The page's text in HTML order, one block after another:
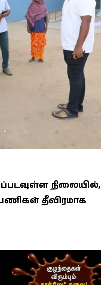
நிலையில்,
தீவிரமாக